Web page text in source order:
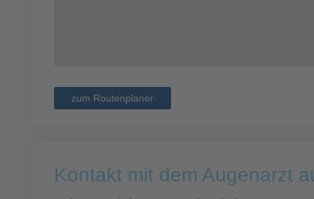
zum Routenplaner
Kontakt mit dem Augenarzt